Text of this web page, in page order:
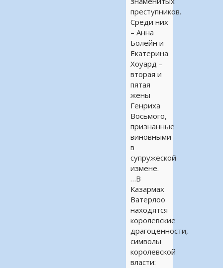
преступников.
Среди них
– Анна
Болейн и
Екатерина
Хоуард –
вторая и
пятая
жены
Генриха
Восьмого,
признанные
виновными
в
супружеской
измене.
…В
Казармах
Ватерлоо
находятся
королевские
драгоценности,
символы
королевской
власти: